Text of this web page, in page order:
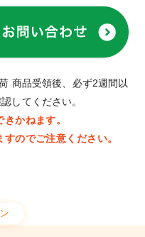
商品受領後、必ず2週間以
してください。
かねます。
のでご注意ください。